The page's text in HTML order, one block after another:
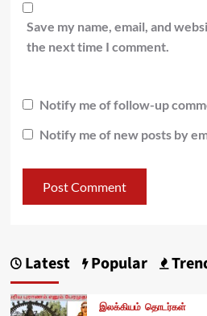
Save my name, email, and
the next time I comment.
Notify me of follow-up
Notify me of new posts by
Latest Popular
இலக்கியம் தொடர்கள்